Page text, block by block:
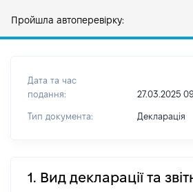
Пройшла автоперевірку:
Дата та час
подання:
27.03.2025
Тип документа: Декларація
1. Вид декларації та